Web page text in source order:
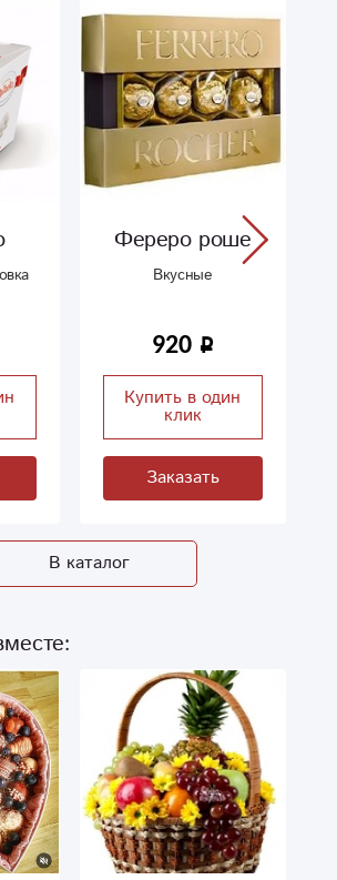
Фереро роше
Вкусные
920
Купить в один
клик
Заказать
В каталог